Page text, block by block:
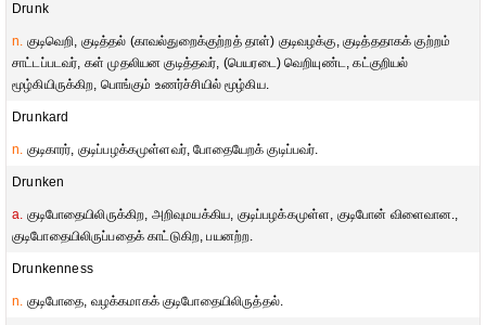
Drunk
n. குடிவெறி, குடித்தல் (காவல்துறைக்குற்றத் தாள்) குடிவழக்கு, குடித்ததாகக் குற்றம்
சாட்டப்படவர், கள் முதலியன குடித்தவர், (பெயரடை) வெறியுண்ட, கட்குறியல்
மூழ்கியிருக்கிற, பொங்கும் உணர்ச்சியில் மூழ்கிய.
Drunkard
n. குடிகாரர், குடிப்பழக்கமுள்ளவர், போதையேறக் குடிப்பவர்.
Drunken
a. குடிபோதையிலிருக்கிற, அறிவுமயக்கிய, குடிப்பழக்கமுள்ள, குடிபோன் விளைவான.,
குடிபோதையிலிருப்பதைக் காட்டுகிற, பயனற்ற.
Drunkenness
n. குடிபோதை, வழக்கமாகக் குடிபோதையிலிருத்தல்.